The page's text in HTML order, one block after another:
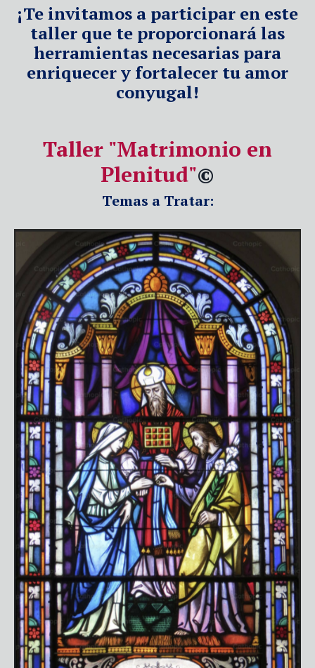
¡Te invitamos a participar en este
taller que te proporcionará las
herramientas necesarias para
enriquecer y fortalecer tu amor
conyugal!
Taller "Matrimonio en
Plenitud"©
Temas a Tratar: